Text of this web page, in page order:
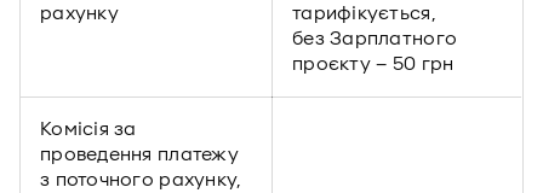
рахунку
тарифікується,
без Зарплатного
проєкту – 50 грн
Комісія за
проведення платежу
з поточного рахунку,